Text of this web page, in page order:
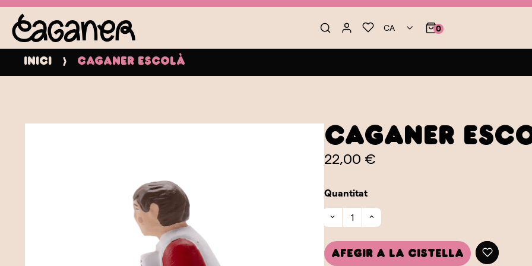
CA 0
Inici Caganer Escolà
Caganer
22,00 €
Quantitat
Afegir a la cistella